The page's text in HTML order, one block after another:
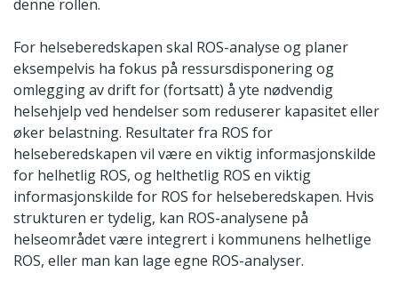
denne rollen.
For helseberedskapen skal ROS-analyse og planer
eksempelvis ha fokus på ressursdisponering og
omlegging av drift for (fortsatt) å yte nødvendig
helsehjelp ved hendelser som reduserer kapasitet eller
øker belastning. Resultater fra ROS for
helseberedskapen vil være en viktig informasjonskilde
for helhetlig ROS, og helthetlig ROS en viktig
informasjonskilde for ROS for helseberedskapen. Hvis
strukturen er tydelig, kan ROS-analysene på
helseområdet være integrert i kommunens helhetlige
ROS, eller man kan lage egne ROS-analyser.